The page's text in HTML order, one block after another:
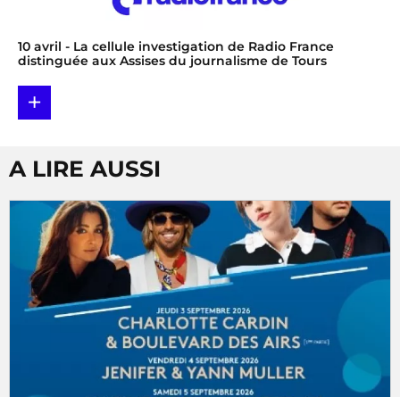
10 avril - La cellule investigation de Radio France
distinguée aux Assises du journalisme de Tours
+
A LIRE AUSSI